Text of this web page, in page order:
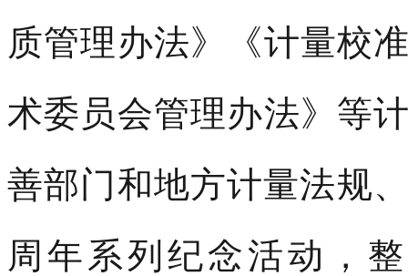
质管理办法》《计量校
术委员会管理办法》等
善部门和地方计量法规
周年系列纪念活动，